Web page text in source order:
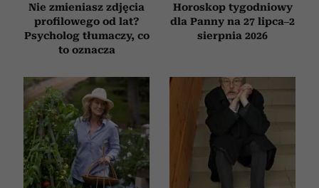
Nie zmieniasz zdjęcia
profilowego od lat?
Psycholog tłumaczy, co
to oznacza
Horoskop tygodniowy
dla Panny na 27 lipca–2
sierpnia 2026